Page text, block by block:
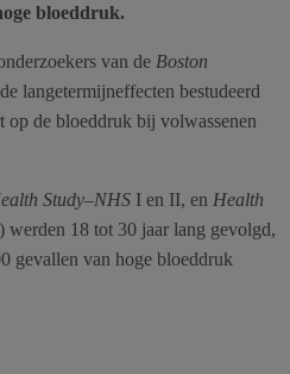
bloeddruk.
van de Boston
de langetermijneffecten bestudeerd
op de bloeddruk bij volwassenen
Study–NHS I en II, en Health
) werden 18 tot 30 jaar lang gevolgd,
gevallen van hoge bloeddruk